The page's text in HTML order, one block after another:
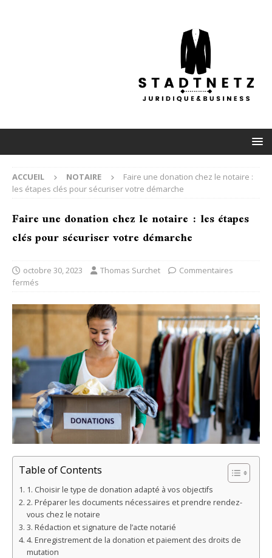
ACCUEIL NOTAIRE
Faire une donation chez le notaire :
les étapes clés pour sécuriser votre démarche
Faire une donation chez le notaire : les étapes
clés pour sécuriser votre démarche
octobre 30, 2023 Thomas Surchet
Commentaires
fermés
Table of Contents
1. Choisir le type de donation adapté à vos objectifs
2. Préparer les documents nécessaires et prendre rendez-
vous chez le notaire
3. Rédaction et signature de l’acte notarié
4. Enregistrement de la donation et paiement des droits de
mutation